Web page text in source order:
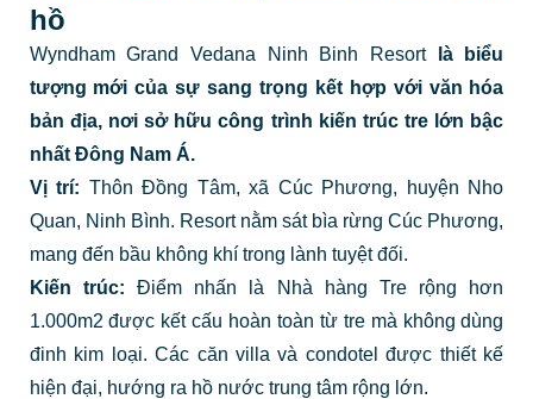
hồ
Wyndham Grand Vedana Ninh Binh Resort
là biểu
tượng mới của sự sang trọng kết hợp với văn hóa
bản địa, nơi sở hữu công trình kiến trúc tre lớn bậc
nhất Đông Nam Á.
Vị trí: Thôn Đồng Tâm, xã Cúc Phương, huyện Nho
Quan, Ninh Bình. Resort nằm sát bìa rừng Cúc Phương,
mang đến bầu không khí trong lành tuyệt đối.
Kiến trúc: Điểm nhấn là Nhà hàng Tre rộng hơn
1.000m2 được kết cấu hoàn toàn từ tre mà không dùng
đinh kim loại. Các căn villa và condotel được thiết kế
hiện đại, hướng ra hồ nước trung tâm rộng lớn.